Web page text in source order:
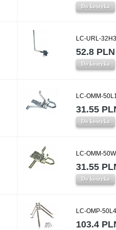
Do koszyka
LC-URL-
52.8 PLN
Do koszyka
LC-OMM-
31.55
Do koszyka
LC-OMM-
31.55
Do koszyka
LC-OMP-
103.4